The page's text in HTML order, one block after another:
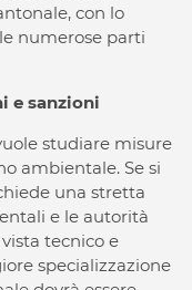
con lo
numerose parti
e sanzioni
studiare misure
ambientale. Se si
una stretta
e le autorità
tecnico e
specializzazione